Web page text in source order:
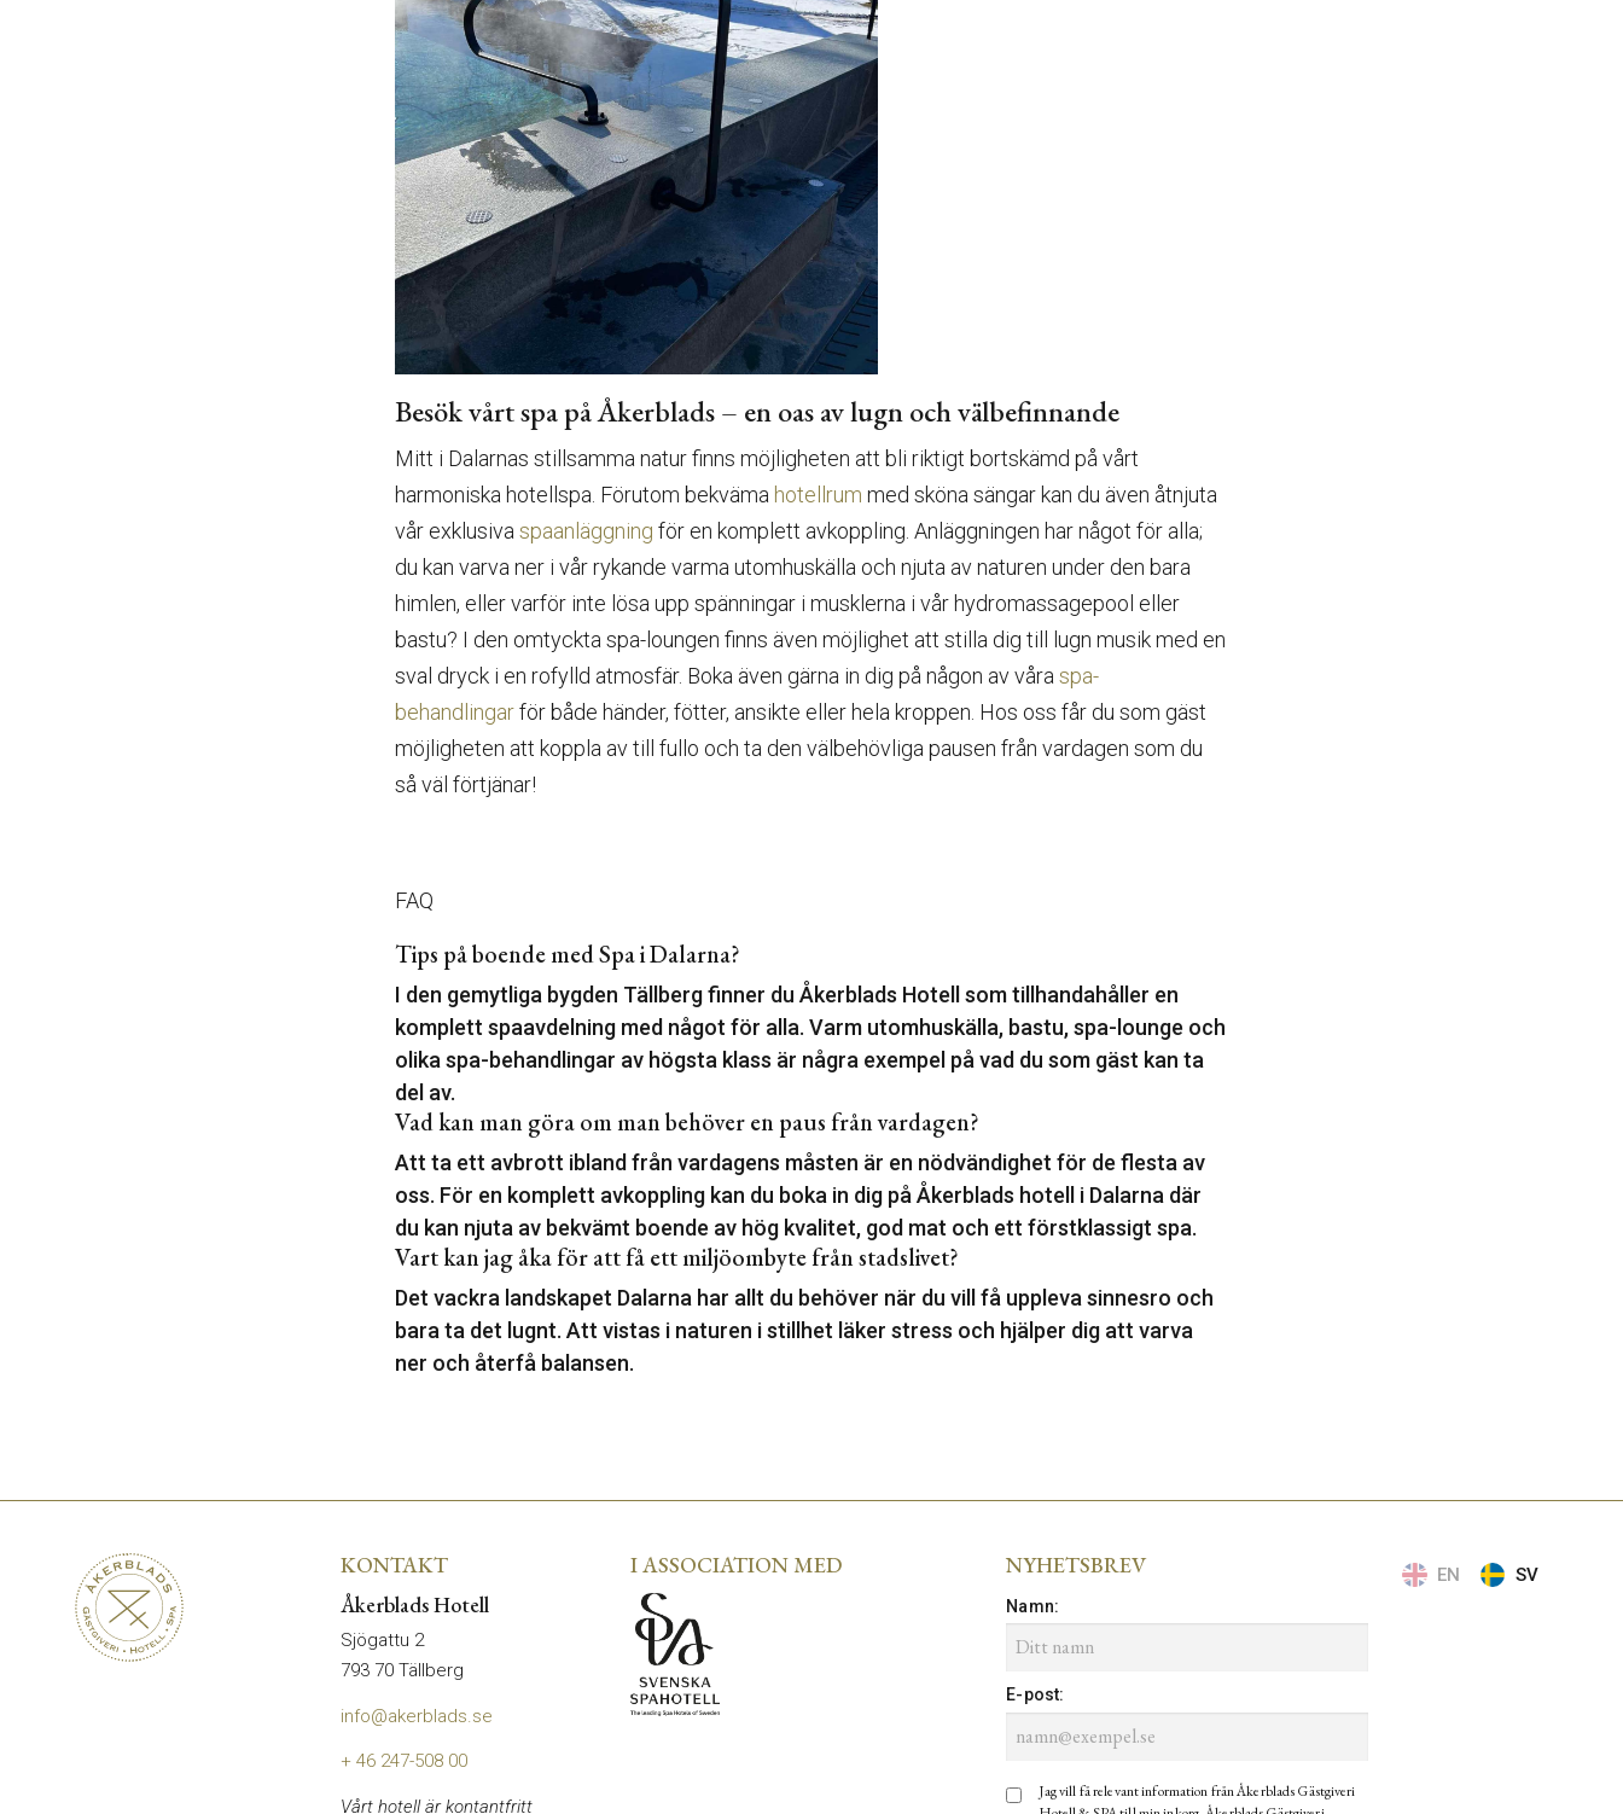
Besök vårt spa på Åkerblads – en oas av lugn och välbefinnande
Mitt i Dalarnas stillsamma natur finns möjligheten att bli riktigt bortskämd på vårt
harmoniska hotellspa. Förutom bekväma hotellrum med sköna sängar kan du även åtnjuta
vår exklusiva spaanläggning för en komplett avkoppling. Anläggningen har något för alla;
du kan varva ner i vår rykande varma utomhuskälla och njuta av naturen under den bara
himlen, eller varför inte lösa upp spänningar i musklerna i vår hydromassagepool eller
bastu? I den omtyckta spa-loungen finns även möjlighet att stilla dig till lugn musik med en
sval dryck i en rofylld atmosfär. Boka även gärna in dig på någon av våra spa-
behandlingarför både händer, fötter, ansikte eller hela kroppen. Hos oss får du som gäst
möjligheten att koppla av till fullo och ta den välbehövliga pausen från vardagen som du
så väl förtjänar!
FAQ
Tips på boende med Spa i Dalarna?
I den gemytliga bygden Tällberg finner du Åkerblads Hotell som tillhandahåller en
komplett spaavdelning med något för alla. Varm utomhuskälla, bastu, spa-lounge och
olika spa-behandlingar av högsta klass är några exempel på vad du som gäst kan ta
del av.
Vad kan man göra om man behöver en paus från vardagen?
Att ta ett avbrott ibland från vardagens måsten är en nödvändighet för de flesta av
oss. För en komplett avkoppling kan du boka in dig på Åkerblads hotell i Dalarna där
du kan njuta av bekvämt boende av hög kvalitet, god mat och ett förstklassigt spa.
Vart kan jag åka för att få ett miljöombyte från stadslivet?
Det vackra landskapet Dalarna har allt du behöver när du vill få uppleva sinnesro och
bara ta det lugnt. Att vistas i naturen i stillhet läker stress och hjälper dig att varva
ner och återfå balansen.
KONTAKT
Åkerblads Hotell
Sjögattu 2
793 70 Tällberg
info@akerblads.se
+ 46 247-508 00
Vårt hotell är kontantfritt
I ASSOCIATION MED NYHETSBREV
Namn:
E-post:
Jag vill få relevant information från Åkerblads Gästgiveri
EN SV